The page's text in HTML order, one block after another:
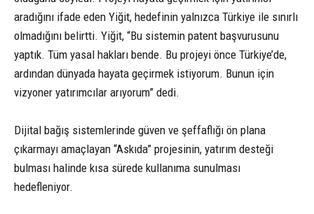
aradığını ifade eden Yiğit, hedefinin yalnızca Türkiye ile sınırlı
olmadığını belirtti. Yiğit, “Bu sistemin patent başvurusunu
yaptık. Tüm yasal hakları bende. Bu projeyi önce Türkiye’de,
ardından dünyada hayata geçirmek istiyorum. Bunun için
vizyoner yatırımcılar arıyorum” dedi.
Dijital bağış sistemlerinde güven ve şeffaflığı ön plana
çıkarmayı amaçlayan “Askıda” projesinin, yatırım desteği
bulması halinde kısa sürede kullanıma sunulması
hedefleniyor.